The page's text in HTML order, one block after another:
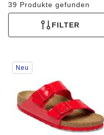
39 Produkte gefunden
FILTER
Durch
Anklicken
Farben
werden
die
Produktbilder
aktualisiert.
Neu